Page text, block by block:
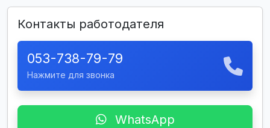
Контакты работодателя
053-738-79-79
Нажмите для звонка
WhatsApp